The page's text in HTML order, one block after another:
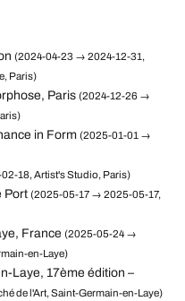
(2024-04-23 → 2024-12-31,
Paris)
Paris (2024-12-26 →
in Form (2025-01-01 →
18, Artist's Studio, Paris)
Port (2025-05-17 → 2025-05-17,
France (2025-05-24 →
en-Laye)
Laye, 17ème édition –
de l'Art, Saint-Germain-en-Laye)